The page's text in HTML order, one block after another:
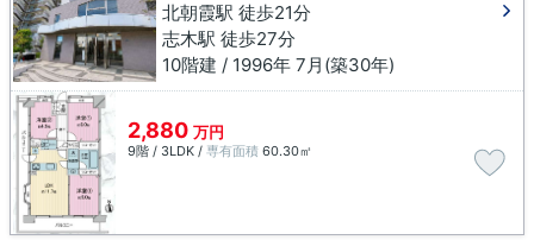
北朝霞駅 徒歩21分
志木駅 徒歩27分
10階建 / 1996年 7月(築30年)
2,880 万円
9階 / 3LDK / 専有面積 60.30㎡